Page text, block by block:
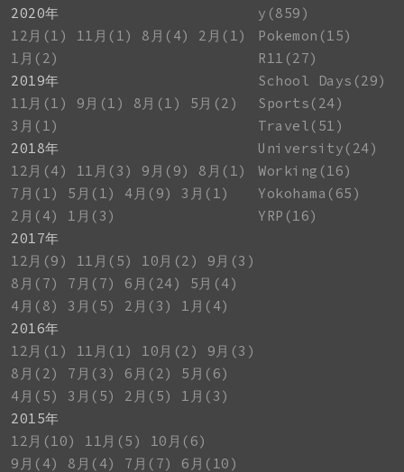
2020年
12月(1)
11月(1) 8月(4)
2月(1)
1月(2)
2019年
11月(1)
9月(1) 8月(1)
5月(2)
3月(1)
2018年
12月(4)
11月(3) 9月(9)
8月(1)
7月(1)
5月(1) 4月(9)
3月(1)
2月(4)
1月(3)
2017年
12月(9)
11月(5) 10月(2)
9月(3)
8月(7)
7月(7) 6月(24)
5月(4)
4月(8)
3月(5) 2月(3)
1月(4)
2016年
12月(1)
11月(1) 10月(2)
9月(3)
8月(2)
7月(3) 6月(2)
5月(6)
4月(5)
3月(5) 2月(5)
1月(3)
2015年
12月(10)
11月(5)
10月(6)
9月(4)
8月(4) 7月(7)
6月(10)
y(859)
Pokemon(15)
R11(27)
School Days(29)
Sports(24)
Travel(51)
University(24)
Working(16)
Yokohama(65)
YRP(16)